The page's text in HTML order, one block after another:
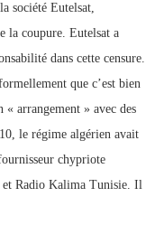
société Eutelsat,
la coupure. Eutelsat a
dans cette censure.
que c’est bien
arrangement » avec des
le régime algérien avait
chypriote
Radio Kalima Tunisie. Il